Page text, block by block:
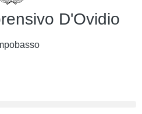
D'Ovidio